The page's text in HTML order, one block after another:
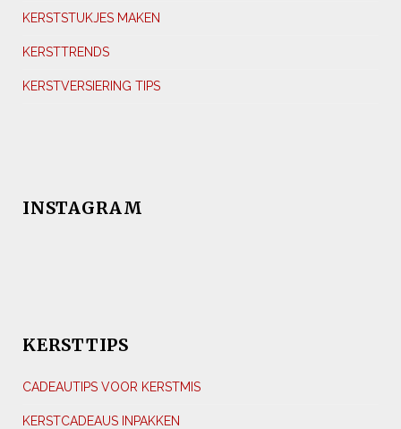
KERSTSTUKJES MAKEN
KERSTTRENDS
KERSTVERSIERING TIPS
INSTAGRAM
KERSTTIPS
CADEAUTIPS VOOR KERSTMIS
KERSTCADEAUS INPAKKEN